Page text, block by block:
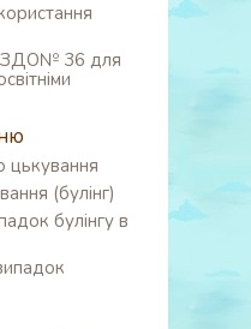
ЗДО№ 36 для
(булінг)
булінгу в